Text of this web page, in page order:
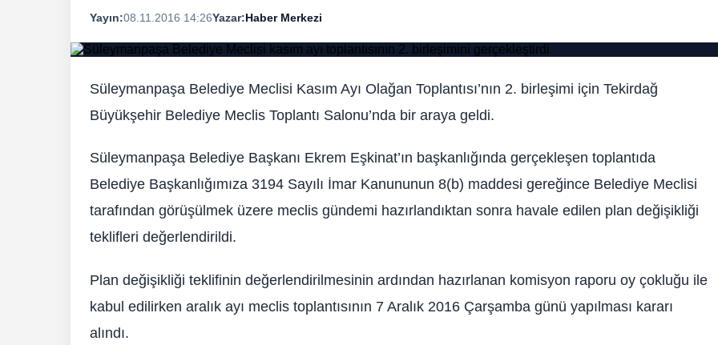
Yayın:08.11.2016 14:26Yazar:Haber Merkezi
Süleymanpaşa Belediye Meclisi Kasım Ayı Olağan Toplantısı’nın 2. birleşimi için Tekirdağ
Büyükşehir Belediye Meclis Toplantı Salonu’nda bir araya geldi.
Süleymanpaşa Belediye Başkanı Ekrem Eşkinat’ın başkanlığında gerçekleşen toplantıda
Belediye Başkanlığımıza 3194 Sayılı İmar Kanununun 8(b) maddesi gereğince Belediye Meclisi
tarafından görüşülmek üzere meclis gündemi hazırlandıktan sonra havale edilen plan değişikliği
teklifleri değerlendirildi.
Plan değişikliği teklifinin değerlendirilmesinin ardından hazırlanan komisyon raporu oy çokluğu ile
kabul edilirken aralık ayı meclis toplantısının 7 Aralık 2016 Çarşamba günü yapılması kararı
alındı.